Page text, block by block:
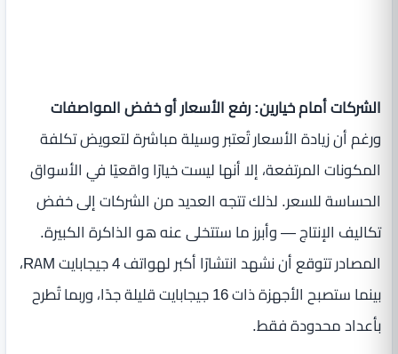
الشركات أمام خيارين: رفع الأسعار أو خفض المواصفات
ورغم أن زيادة الأسعار تُعتبر وسيلة مباشرة لتعويض تكلفة
المكونات المرتفعة، إلا أنها ليست خيارًا واقعيًا في الأسواق
الحساسة للسعر. لذلك تتجه العديد من الشركات إلى خفض
تكاليف الإنتاج — وأبرز ما ستتخلى عنه هو الذاكرة الكبيرة.
المصادر تتوقع أن نشهد انتشارًا أكبر لهواتف 4 جيجابايت RAM،
بينما ستصبح الأجهزة ذات 16 جيجابايت قليلة جدًا، وربما تُطرح
بأعداد محدودة فقط.